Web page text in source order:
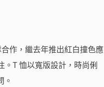
作，繼去年推出紅白撞色應
。T 恤以寬版設計，時尚俐
。